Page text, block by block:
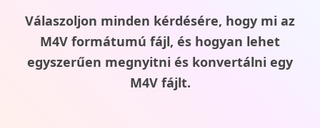
Válaszoljon minden kérdésére, hogy mi az
M4V formátumú fájl, és hogyan lehet
egyszerűen megnyitni és konvertálni egy
M4V fájlt.